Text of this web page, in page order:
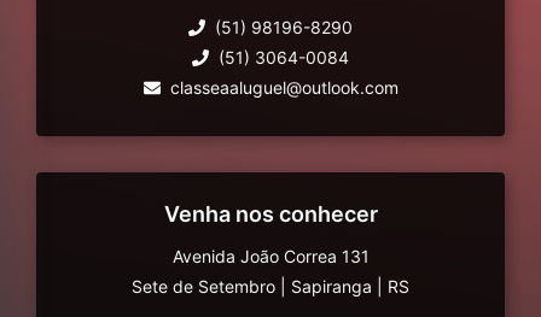
(51) 98196-8290
(51) 3064-0084
classeaaluguel@outlook.com
Venha nos conhecer
Avenida João Correa 131
Sete de Setembro
Sapiranga RS